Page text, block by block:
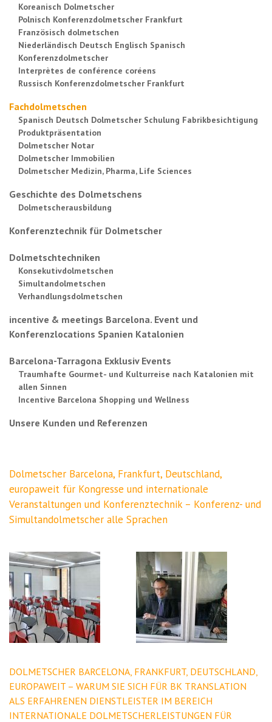
Koreanisch Dolmetscher
Polnisch Konferenzdolmetscher Frankfurt
Französisch dolmetschen
Niederländisch Deutsch Englisch Spanisch
Konferenzdolmetscher
Interprètes de conférence coréens
Russisch Konferenzdolmetscher Frankfurt
Fachdolmetschen
Spanisch Deutsch Dolmetscher Schulung Fabrikbesichtigung
Produktpräsentation
Dolmetscher Notar
Dolmetscher Immobilien
Dolmetscher Medizin, Pharma, Life Sciences
Geschichte des Dolmetschens
Dolmetscherausbildung
Konferenztechnik für Dolmetscher
Dolmetschtechniken
Konsekutivdolmetschen
Simultandolmetschen
Verhandlungsdolmetschen
incentive & meetings Barcelona. Event und
Konferenzlocations Spanien Katalonien
Barcelona-Tarragona Exklusiv Events
Traumhafte Gourmet- und Kulturreise nach Katalonien mit
allen Sinnen
Incentive Barcelona Shopping und Wellness
Unsere Kunden und Referenzen
Dolmetscher Barcelona, Frankfurt, Deutschland,
europaweit für Kongresse und internationale
Veranstaltungen und Konferenztechnik – Konferenz- und
Simultandolmetscher alle Sprachen
DOLMETSCHER BARCELONA, FRANKFURT, DEUTSCHLAND,
EUROPAWEIT – WARUM SIE SICH FÜR BK TRANSLATION
ALS ERFAHRENEN DIENSTLEISTER IM BEREICH
INTERNATIONALE DOLMETSCHERLEISTUNGEN FÜR